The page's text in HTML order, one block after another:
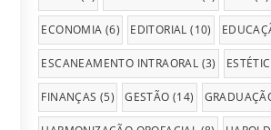
ECONOMIA (6) EDITORIAL (10)
ESCANEAMENTO INTRAORAL (3)
FINANÇAS (5) GESTÃO (14)